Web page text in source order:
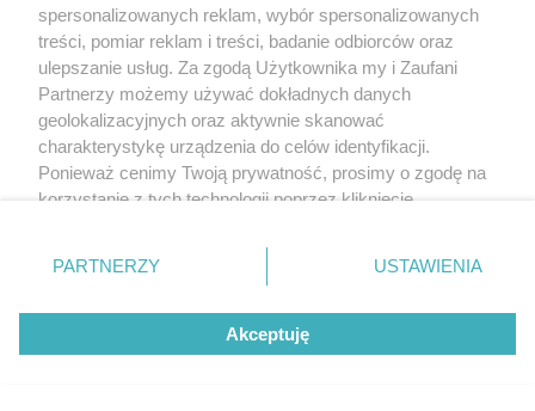
Żaden utwór zamieszczony w serwisie nie może być powielany i
rozpowszechniany lub dalej rozpowszechniany w jakikolwiek sposób (w
tym także elektroniczny lub mechaniczny) na jakimkolwiek polu
eksploatacji w jakiejkolwiek formie, włącznie z umieszczaniem w Internecie
bez pisemnej zgody właściciela praw. Jakiekolwiek użycie lub
prawnie.
spersonalizowanych reklam, wybór spersonalizowanych
treści, pomiar reklam i treści, badanie odbiorców oraz
ulepszanie usług. Za zgodą Użytkownika my i Zaufani
Partnerzy możemy używać dokładnych danych
geolokalizacyjnych oraz aktywnie skanować
charakterystykę urządzenia do celów identyfikacji.
Ponieważ cenimy Twoją prywatność, prosimy o zgodę na
korzystanie z tych technologii poprzez kliknięcie
zmienić/wycofać klikając przycisk ustawień prywatności
znajdujący się w lewym dolnym rogu strony
rodzaje przetwarzania danych nie wymagają zgody
użytkownika, ale masz prawo sprzeciwić się takiemu
przetwarzaniu. Preferencje będą miały zastosowanie tylko
PARTNERZY USTAWIENIA
Akceptuję